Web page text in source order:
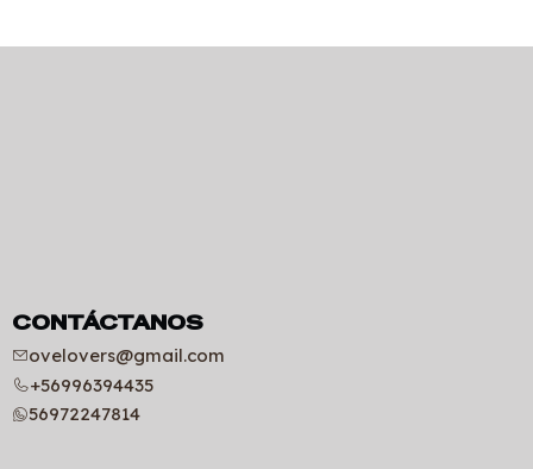
CONTÁCTANOS
ovelovers@gmail.com
+56996394435
56972247814